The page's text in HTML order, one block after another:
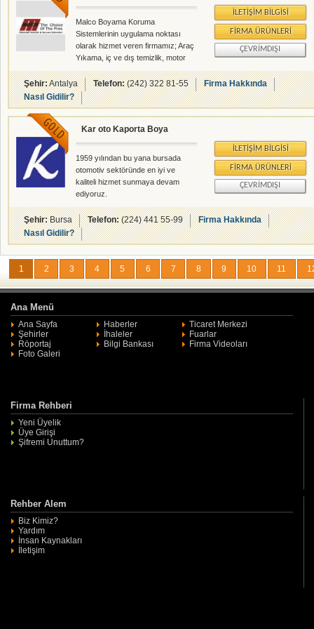
Malco Boyama Koruma
Sistemlerinin uygulama noktası
olarak hizmet veren firmamız; Araç
Yıkama, iç ve dış temizlik, motor
yıkama işlerinizi itina ile
yapmaktadır.
İLETIŞIM BILGISI
FIRMA ÜRÜNLERI
ÇEVRIMDIŞI
Şehir:Antalya Telefon:(242) 322 81-55
Firma Hakkında
Nasıl Gidilir?
Kar oto Kaporta Boya
1959 yılından bu yana bursada
otomotiv sektöründe en iyi ve
kaliteli hizmet sunmaya devam
ediyoruz.
İLETIŞIM BILGISI
FIRMA ÜRÜNLERI
ÇEVRIMDIŞI
Şehir:Bursa Telefon:(224) 441 55-99
Firma Hakkında
Nasıl Gidilir?
1 2 3 4 5 6 7 8 9 10 11
Ana Menü
Ana Sayfa Haberler
Ticaret Merkezi
Şehirler
İhaleler
Fuarlar
Röportaj
Bilgi Bankası
Firma Videoları
Foto Galeri
Firma Rehberi
Yeni Üyelik
Üye Girişi
Şifremi Unuttum?
Rehber Alem
Biz Kimiz?
Yardım
İnsan Kaynakları
İletişim